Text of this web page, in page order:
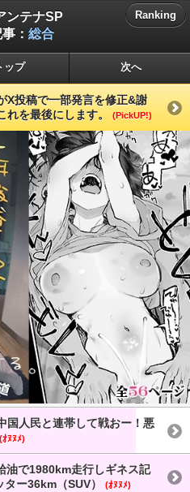
ンテナSP
： 総合
Ranking
ップ 次へ
X投稿で一部発言を修正&謝
れを最後にします。
(PickUP!)
国人民と連帯して戦おー！悪
(ｵﾇﾇﾒ)
油で1980km走行しギネス記
ー36km（SUV）
(ｵﾇﾇﾒ)